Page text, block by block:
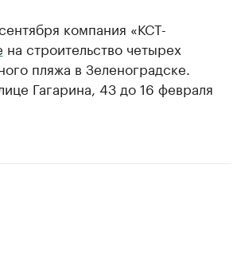
компания «КСТ-
на строительство четырех
пляжа в Зеленоградске.
Гагарина, 43 до 16 февраля